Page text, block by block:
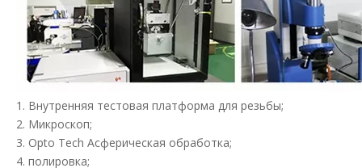
1. Внутренняя тестовая платформа для резьбы;
2. Микроскоп;
3. Opto Tech Асферическая обработка;
4. полировка;